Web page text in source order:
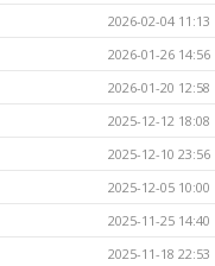
2026-02-04 11:13
2026-01-26 14:56
2026-01-20 12:58
2025-12-12 18:08
2025-12-10 23:56
2025-12-05 10:00
2025-11-25 14:40
2025-11-18 22:53